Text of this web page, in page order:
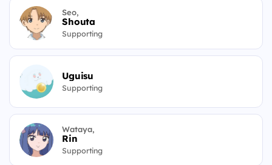
Seo,
Shouta
Supporting
Uguisu
Supporting
Wataya,
Rin
Supporting